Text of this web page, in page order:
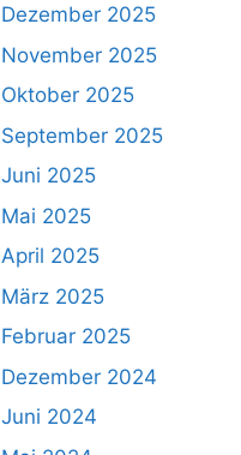
Dezember 2025
November 2025
Oktober 2025
September 2025
Juni 2025
Mai 2025
April 2025
März 2025
Februar 2025
Dezember 2024
Juni 2024